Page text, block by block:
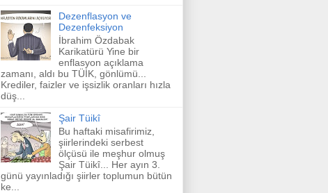
Dezenflasyon ve
Dezenfeksiyon
İbrahim Özdabak
Karikatürü Yine bir
enflasyon açıklama
zamanı, aldı bu TÜİK, gönlümü...
Krediler, faizler ve işsizlik oranları hızla
düş...
Şair Tüikî
Bu haftaki misafirimiz,
şiirlerindeki serbest
ölçüsü ile meşhur olmuş
Şair Tüikî... Her ayın 3.
günü yayınladığı şiirler toplumun bütün
ke...